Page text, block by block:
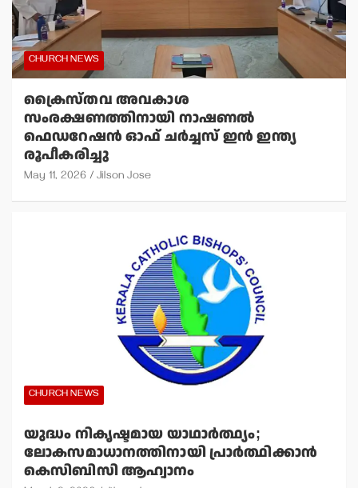
CHURCH NEWS
ക്രൈസ്തവ അവകാശ
സംരക്ഷണത്തിനായി നാഷണല്‍
ഫെഡറേഷന്‍ ഓഫ് ചര്‍ച്ചസ് ഇന്‍ ഇന്ത്യ
രൂപീകരിച്ചു
May 11, 2026 Jilson Jose
CHURCH NEWS
യുദ്ധം നികൃഷ്ടമായ യാഥാര്‍ത്ഥ്യം;
ലോകസമാധാനത്തിനായി പ്രാര്‍ത്ഥിക്കാന്‍
കെസിബിസി ആഹ്വാനം